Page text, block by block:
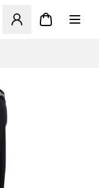
en Modal til at